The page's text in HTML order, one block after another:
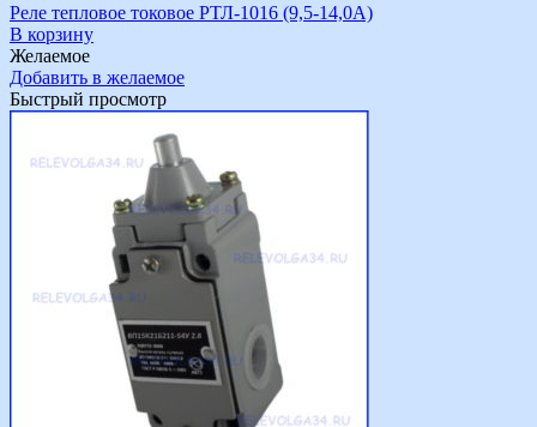
Реле тепловое токовое РТЛ-1016 (9,5-14,0А)
В корзину
Желаемое
Добавить в желаемое
Быстрый просмотр